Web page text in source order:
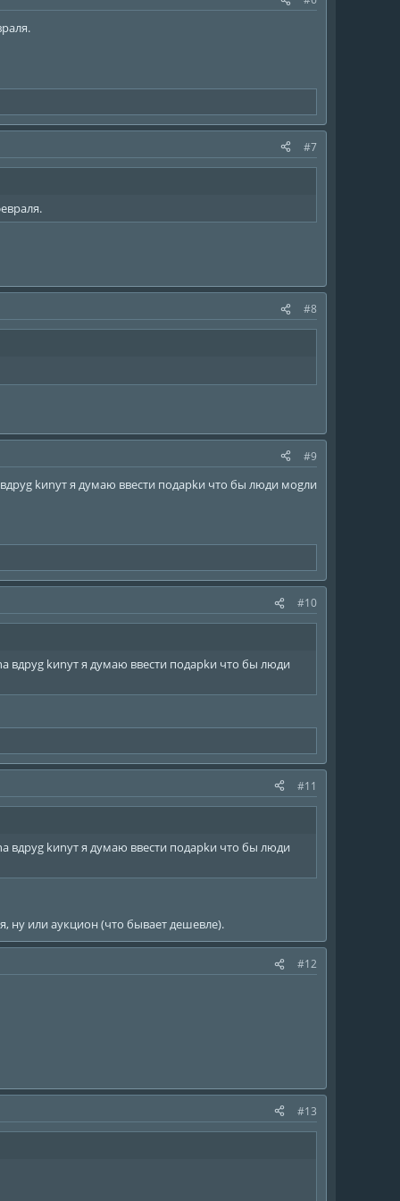
#7
#8
#9
kиnут я думаю ввecти подарkи что бы люди моgли
#10
вдруg kиnут я думаю ввecти подарkи что бы люди
#11
вдруg kиnут я думаю ввecти подарkи что бы люди
ну или аукцион (что бывает дешевле).
#12
#13